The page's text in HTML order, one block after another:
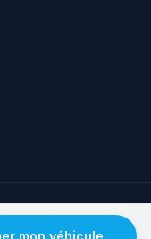
Agent formateur· ©
mon véhicule